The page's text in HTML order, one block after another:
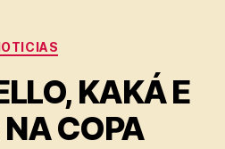
Categorias
KAKÁ E
COPA